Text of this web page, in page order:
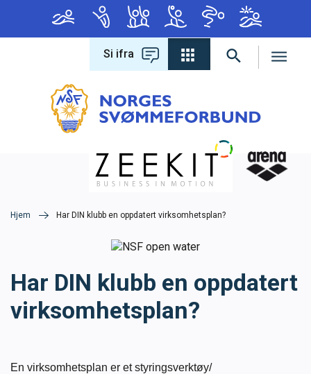
Forbundet
Om forbundet
Lover og regler
Konferanse 2026
Klubbdrift
Hva leter du etter?
Si ifra
Hjem Har DIN klubb en oppdatert virksomhetsplan?
Har DIN klubb en oppdatert
virksomhetsplan?
En virksomhetsplan er et styringsverktøy/